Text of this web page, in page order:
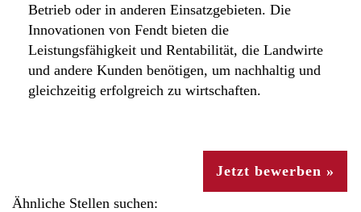
Betrieb oder in anderen Einsatzgebieten. Die
Innovationen von Fendt bieten die
Leistungsfähigkeit und Rentabilität, die Landwirte
und andere Kunden benötigen, um nachhaltig und
gleichzeitig erfolgreich zu wirtschaften.
Jetzt bewerben »
Ähnliche Stellen suchen: